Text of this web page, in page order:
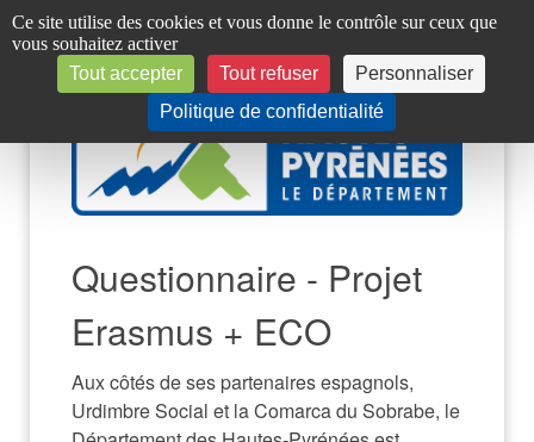
Ce site utilise des cookies et vous donne le contrôle sur ceux que
vous souhaitez activer
Tout accepter
Tout refuser
Personnaliser
Politique de confidentialité
Questionnaire - Projet
Erasmus + ECO
Aux côtés de ses partenaires espagnols,
Urdimbre Social et la Comarca du Sobrabe, le